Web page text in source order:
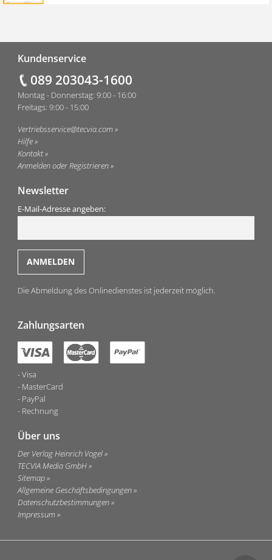
Kundenservice
089 203043-1600
Montag - Donnerstag: 9:00 - 16:00
Freitags: 9:00 - 15:00
Vertriebsservice@tecvia.com
Hilfe
Kontakt
Anmelden oder Registrieren
Newsletter
E-Mail-Adresse angeben:
Die Abmeldung des Onlinedienstes ist jederzeit möglich.
Zahlungsarten
Visa
MasterCard
PayPal
Rechnung
Über uns
Der Verlag Heinrich Vogel
TECVIA Media GmbH
Sitemap
Allgemeine Geschäftsbedingungen
Datenschutzbestimmungen
Impressum